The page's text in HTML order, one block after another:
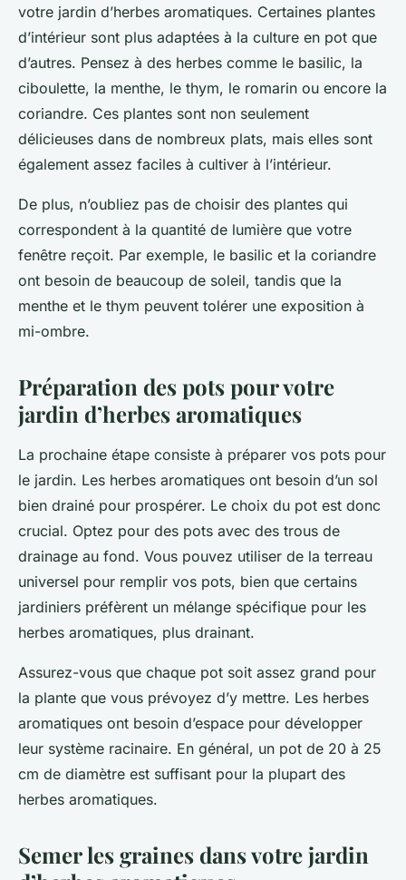
votre jardin d’herbes aromatiques. Certaines plantes
d’intérieur sont plus adaptées à la culture en pot que
d’autres. Pensez à des herbes comme le basilic, la
ciboulette, la menthe, le thym, le romarin ou encore la
coriandre. Ces plantes sont non seulement
délicieuses dans de nombreux plats, mais elles sont
également assez faciles à cultiver à l’intérieur.
De plus, n’oubliez pas de choisir des plantes qui
correspondent à la quantité de lumière que votre
fenêtre reçoit. Par exemple, le basilic et la coriandre
ont besoin de beaucoup de soleil, tandis que la
menthe et le thym peuvent tolérer une exposition à
mi-ombre.
Préparation des pots pour votre
jardin d’herbes aromatiques
La prochaine étape consiste à préparer vos pots pour
le jardin. Les herbes aromatiques ont besoin d’un sol
bien drainé pour prospérer. Le choix du pot est donc
crucial. Optez pour des pots avec des trous de
drainage au fond. Vous pouvez utiliser de la terreau
universel pour remplir vos pots, bien que certains
jardiniers préfèrent un mélange spécifique pour les
herbes aromatiques, plus drainant.
Assurez-vous que chaque pot soit assez grand pour
la plante que vous prévoyez d’y mettre. Les herbes
aromatiques ont besoin d’espace pour développer
leur système racinaire. En général, un pot de 20 à 25
cm de diamètre est suffisant pour la plupart des
herbes aromatiques.
Semer les graines dans votre jardin